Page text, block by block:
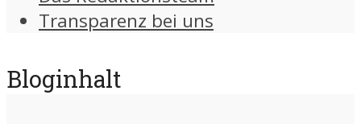
Transparenz bei uns
Bloginhalt